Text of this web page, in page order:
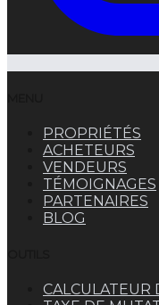
PROPRIÉTÉS
ACHETEURS
VENDEURS
TÉMOIGNAGES
PARTENAIRES
BLOG
CALCULATEUR